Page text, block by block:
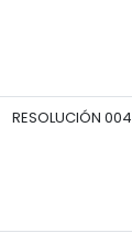
RESOLUCIÓN 004